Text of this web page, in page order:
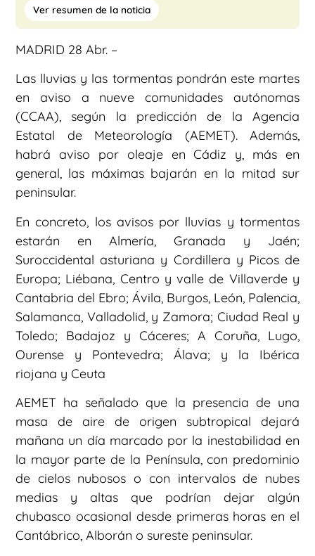
Ver resumen de la noticia
MADRID 28 Abr. –
Las lluvias y las tormentas pondrán este martes
en aviso a nueve comunidades autónomas
(CCAA), según la predicción de la Agencia
Estatal de Meteorología (AEMET). Además,
habrá aviso por oleaje en Cádiz y, más en
general, las máximas bajarán en la mitad sur
peninsular.
En concreto, los avisos por lluvias y tormentas
estarán en Almería, Granada y Jaén;
Suroccidental asturiana y Cordillera y Picos de
Europa; Liébana, Centro y valle de Villaverde y
Cantabria del Ebro; Ávila, Burgos, León, Palencia,
Salamanca, Valladolid, y Zamora; Ciudad Real y
Toledo; Badajoz y Cáceres; A Coruña, Lugo,
Ourense y Pontevedra; Álava; y la Ibérica
riojana y Ceuta
AEMET ha señalado que la presencia de una
masa de aire de origen subtropical dejará
mañana un día marcado por la inestabilidad en
la mayor parte de la Península, con predominio
de cielos nubosos o con intervalos de nubes
medias y altas que podrían dejar algún
chubasco ocasional desde primeras horas en el
Cantábrico, Alborán o sureste peninsular.